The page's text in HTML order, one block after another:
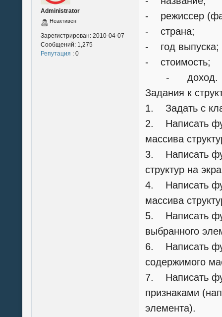
Administrator
Неактивен
Зарегистрирован: 2010-04-07
Сообщений: 1,275
Репутация : 0
- режиссер
- страна;
- год выпуска;
- стоимость;
- доход.
Задания к
1. Задать с
2. Написать
массива
3. Написать
структур на
4. Написать
массива
5. Написать
выбранного
6. Написать
содержимого
7. Написать
признаками
элемента).